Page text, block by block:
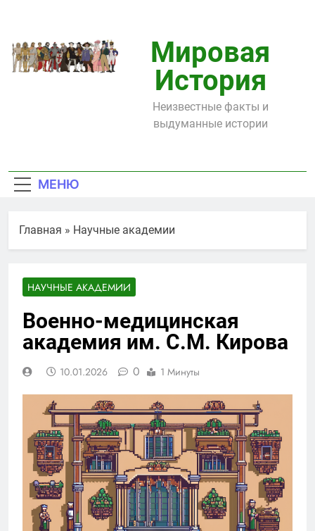
содержимому
Мировая
История
Неизвестные факты и
выдуманные истории
МЕНЮ
Главная » Научные академии
НАУЧНЫЕ АКАДЕМИИ
Военно-медицинская
академия им. С.М. Кирова
10.01.2026 0 1 Минуты